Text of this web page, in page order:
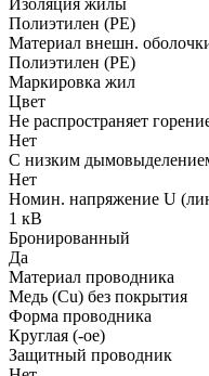
Полиэтилен (PE)
Материал внешн.
Полиэтилен (PE)
Маркировка жил
Цвет
Не распространяет
Нет
С низким
Нет
Номин. напряжение U
1 кВ
Бронированный
Да
Материал проводника
Медь (Cu) без покрытия
Форма проводника
Круглая (-ое)
Защитный проводник